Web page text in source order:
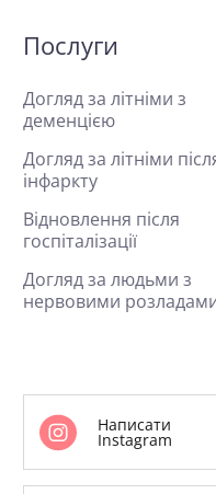
Послуги
Догляд за літніми з
деменцією
Догляд за літніми
інфаркту
Відновлення після
госпіталізації
Догляд за людьми з
нервовими
Написати
Instagram